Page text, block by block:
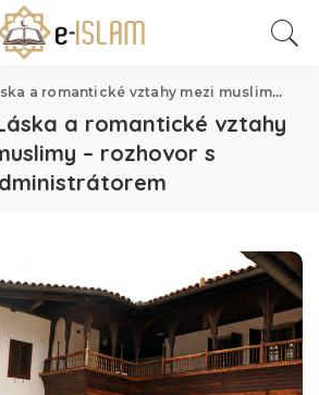
a romantické vztahy mezi muslimy – rozhovor s administrátorem
a romantické vztahy
– rozhovor s